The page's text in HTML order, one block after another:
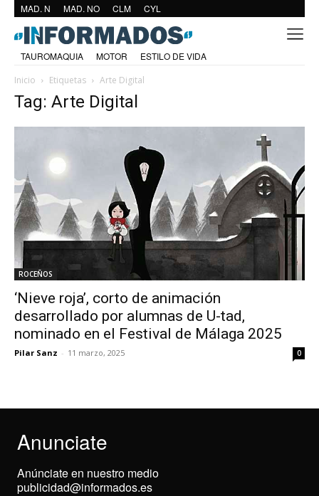
MAD. N MAD. NO CLM CYL
TAUROMAQUIA MOTOR
ESTILO DE VIDA
Inicio
Etiquetas Arte Digital
Tag: Arte Digital
ROCEÑOS
‘Nieve roja’, corto de animación
desarrollado por alumnas de U-tad,
nominado en el Festival de Málaga 2025
Pilar Sanz - 11 marzo, 2025 0
Anunciate
Anúnciate en nuestro medio
publicidad@informados.es